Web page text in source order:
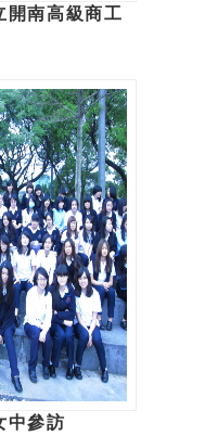
南高級商工
中參訪